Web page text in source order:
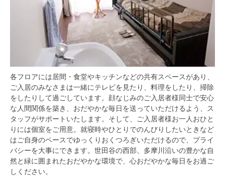
各フロアには居間・食堂やキッチンなどの共有スペースがあり、
ご入居のみなさまは一緒にテレビを見たり、料理をしたり、掃除
をしたりして過ごしています。顔なじみのご入居者様同士で安心
な人間関係を築き、おだやかな毎日を送っていただけるよう、ス
タッフがサポートいたします。そして、ご入居者様お一人おひと
りには個室をご用意。就寝時やひとりでのんびりしたいときなど
はご自身のペースでゆっくりおくつろぎいただけるので、プライ
バシーを大事にできます。世田谷の西部、多摩川沿いの豊かな自
然と緑に囲まれたおだやかな環境で、心おだやかな毎日をお過ご
しください。